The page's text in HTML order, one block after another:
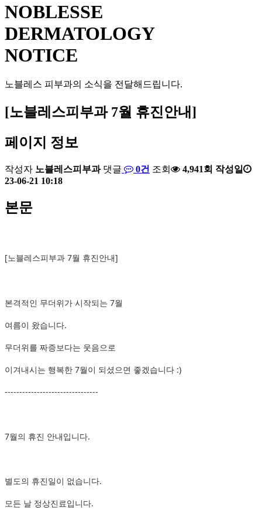
NOBLESSE
DERMATOLOGY
NOTICE
노블레스 피부과의 소식을 전달해드립니다.
[노블레스피부과 7월 휴진안내]
페이지 정보
작성자 노블레스피부과 댓글 0건 조회 4,941회 작성일
23-06-21 10:18
본문
[노블레스피부과 7월 휴진안내]
본격적인 무더위가 시작되는 7월
여름이 왔습니다.
무더위를 짜증보다는 웃음으로
이겨내시는 행복한 7월이 되셨으면 좋겠습니다 :)
--------------------------------
7월의 휴진 안내입니다.
별도의 휴진일이 없습니다.
모든 날 정상진료입니다.